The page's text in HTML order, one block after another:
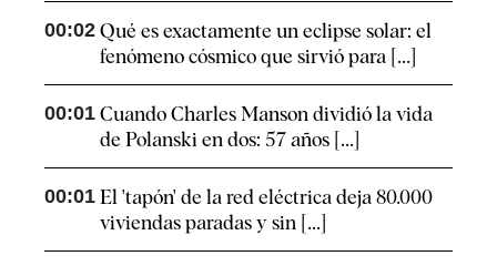
00:02 Qué es exactamente un eclipse solar: el
fenómeno cósmico que sirvió para [...]
00:01 Cuando Charles Manson dividió la vida
de Polanski en dos: 57 años [...]
00:01 El 'tapón' de la red eléctrica deja 80.000
viviendas paradas y sin [...]